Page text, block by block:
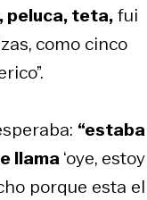
peluca, teta,fui
como cinco
“estaba
llama‘oye, estoy
porque esta el